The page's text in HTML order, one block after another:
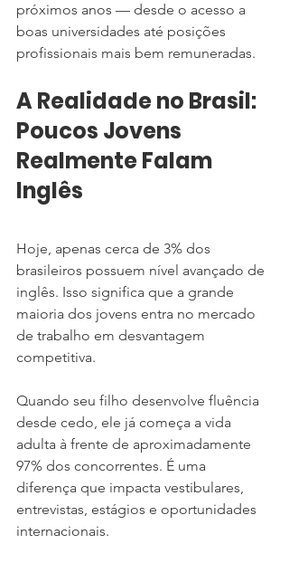
próximos anos — desde o acesso a
boas universidades até posições
profissionais mais bem remuneradas.
A Realidade no Brasil:
Poucos Jovens
Realmente Falam
Inglês
Hoje, apenas cerca de 3% dos
brasileiros possuem nível avançado de
inglês. Isso significa que a grande
maioria dos jovens entra no mercado
de trabalho em desvantagem
competitiva.
Quando seu filho desenvolve fluência
desde cedo, ele já começa a vida
adulta à frente de aproximadamente
97% dos concorrentes. É uma
diferença que impacta vestibulares,
entrevistas, estágios e oportunidades
internacionais.